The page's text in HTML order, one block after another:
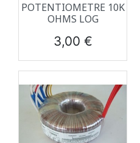
POTENTIOMETRE 10K
OHMS LOG
Prix
3,00 €